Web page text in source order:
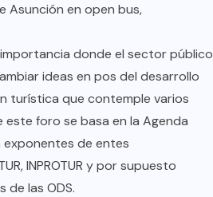
Asunción en open bus,
donde el sector público
ideas en pos del desarrollo
turística que contemple varios
foro se basa en la Agenda
de entes
INPROTUR y por supuesto
de las ODS.